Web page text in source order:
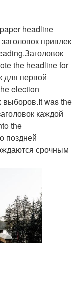
headline
привлек
the headline for
для первой
election
выборов.It was the
каждой
the
поздней
срочным